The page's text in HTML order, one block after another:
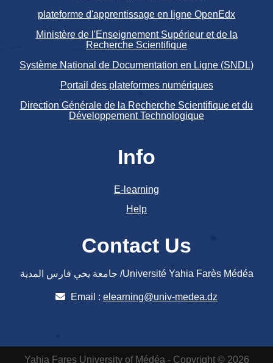
plateforme d'apprentissage en ligne OpenEdx
Ministère de l'Enseignement Supérieur et de la
Recherche Scientifique
Système National de Documentation en Ligne (SNDL)
Portail des plateformes numériques
Direction Générale de la Recherche Scientifique et du
Développement Technologique
Info
E-learning
Help
Contact Us
جامعة يحي فارس المدية /Université Yahia Farès Médéa
Email : elearning@univ-medea.dz
Yahia Fares University of Médéa - Copyright © 2026